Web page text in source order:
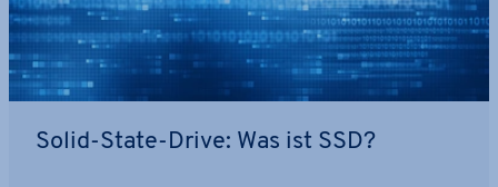
Solid-State-Drive: Was ist SSD?